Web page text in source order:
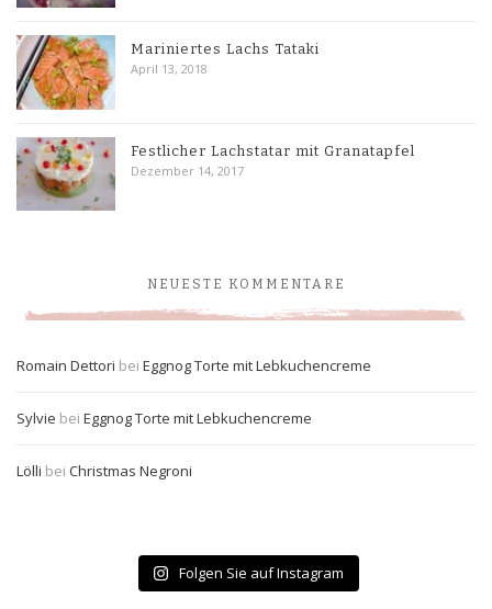
Mariniertes Lachs Tataki
April 13, 2018
Festlicher Lachstatar mit Granatapfel
Dezember 14, 2017
NEUESTE KOMMENTARE
Romain Dettori bei Eggnog Torte mit Lebkuchencreme
Sylvie bei Eggnog Torte mit Lebkuchencreme
Lölli bei Christmas Negroni
Folgen Sie auf Instagram